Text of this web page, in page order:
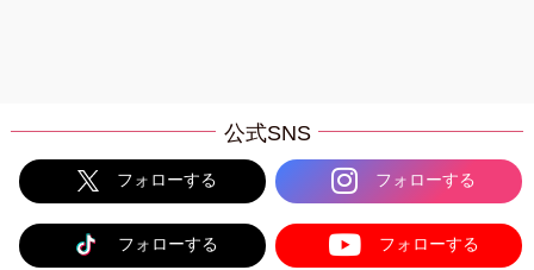
公式SNS
フォローする フォローする
フォローする フォローする